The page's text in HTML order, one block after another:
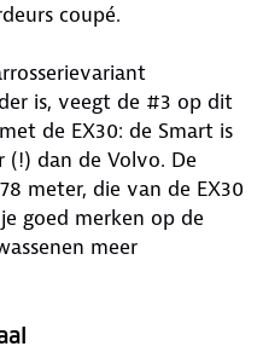
coupé.
is, veegt de #3 op dit
de EX30: de Smart is
(!) dan de Volvo. De
meter, die van de EX30
goed merken op de
meer